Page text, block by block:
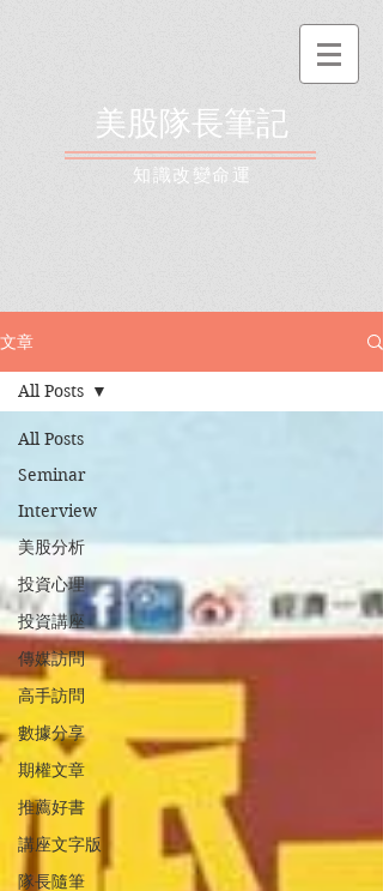
美股隊長筆記
​知識改變命運
文章
All Posts
Seminar
Interview
美股分析
投資心理
投資講座
傳媒訪問
高手訪問
數據分享
期權文章
推薦好書
講座文字版
隊長隨筆
All Posts